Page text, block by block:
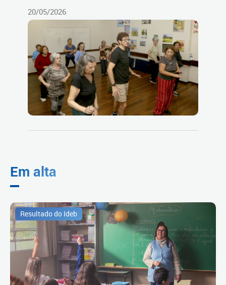
20/05/2026
Em alta
Resultado do Ideb